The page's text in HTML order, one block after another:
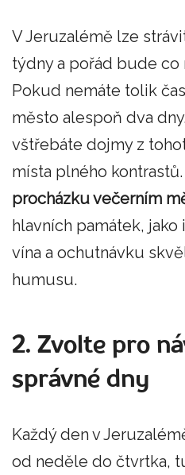
V Jeruzalémě lze
týdny a pořád bude co
Pokud nemáte tolik
město alespoň dva
vštřebáte dojmy z
místa plného kontrastů.
procházku večerním
hlavních památek,
vína a ochutnávku
humusu.
2. Zvolte pro
správné dny
Každý den v
od neděle do čtvrtka,